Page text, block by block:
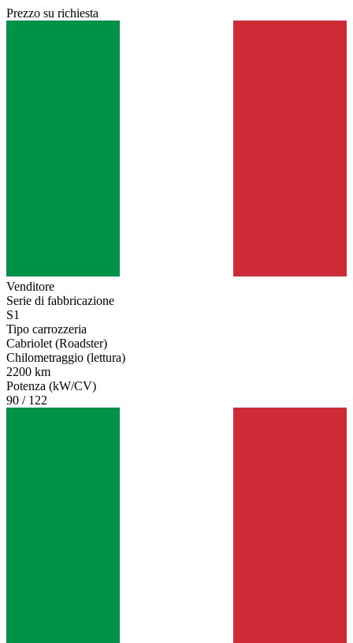
Prezzo su richiesta
Venditore
Serie di fabbricazione
S1
Tipo carrozzeria
Cabriolet (Roadster)
Chilometraggio (lettura)
2200 km
Potenza (kW/CV)
90 / 122